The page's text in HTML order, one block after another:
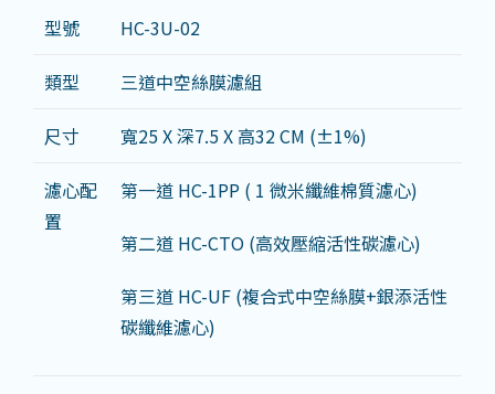
型號 HC-3U-02
類型 三道中空絲膜濾組
尺寸 寬25 X 深7.5 X 高32 CM (±1%)
濾心配
置
第一道 HC-1PP ( 1 微米纖維棉質濾心)
第二道 HC-CTO (高效壓縮活性碳濾心)
第三道 HC-UF (複合式中空絲膜+銀添活性
碳纖維濾心)